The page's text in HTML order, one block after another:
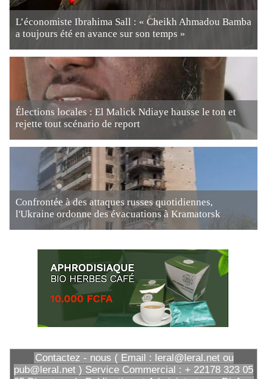
L’économiste Ibrahima Sall : « Cheikh Ahmadou Bamba
a toujours été en avance sur son temps »
Élections locales : El Malick Ndiaye hausse le ton et
rejette tout scénario de report
Confrontée à des attaques russes quotidiennes,
l'Ukraine ordonne des évacuations à Kramatorsk
Contactez - nous ( Email : leral@leral.net ou
pub@leral.net ) Service Commercial : + 22178 323 05